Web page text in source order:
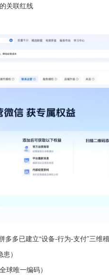
关联红线
多已建立“设备-行为-支付”三维
）
球唯一编码）